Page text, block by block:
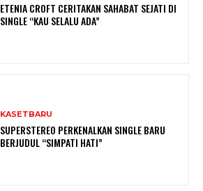
ETENIA CROFT CERITAKAN SAHABAT SEJATI DI
SINGLE “KAU SELALU ADA”
KASETBARU
SUPERSTEREO PERKENALKAN SINGLE BARU
BERJUDUL “SIMPATI HATI”